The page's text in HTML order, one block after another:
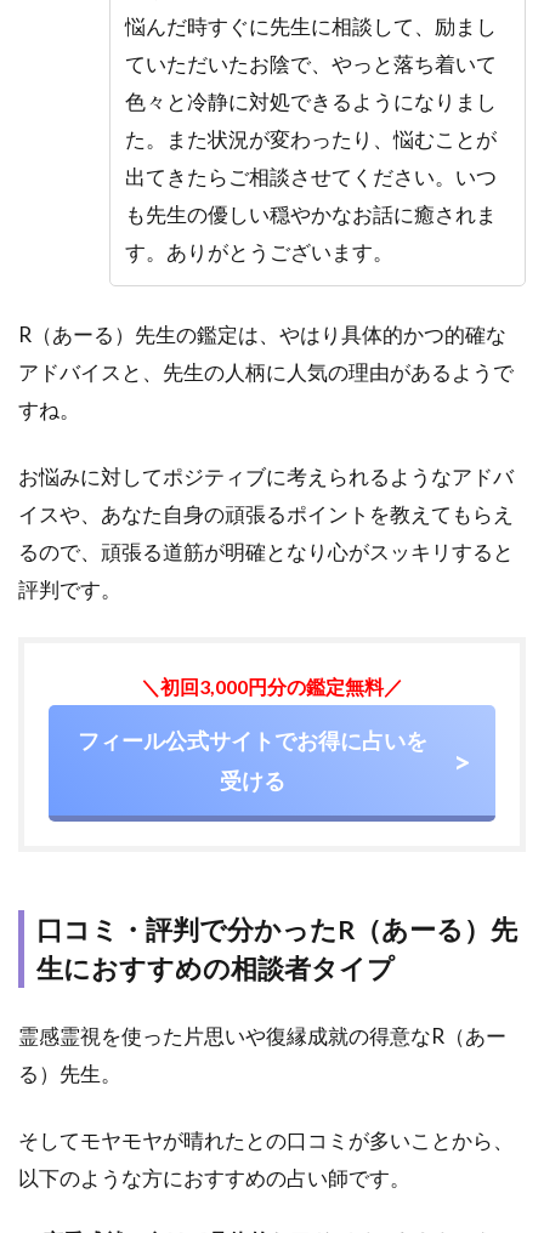
悩んだ時すぐに先生に相談して、励まし
ていただいたお陰で、やっと落ち着いて
色々と冷静に対処できるようになりまし
た。また状況が変わったり、悩むことが
出てきたらご相談させてください。いつ
も先生の優しい穏やかなお話に癒されま
す。ありがとうございます。
R（あーる）先生の鑑定は、やはり具体的かつ的確な
アドバイスと、先生の人柄に人気の理由があるようで
すね。
お悩みに対してポジティブに考えられるようなアドバ
イスや、あなた自身の頑張るポイントを教えてもらえ
るので、頑張る道筋が明確となり心がスッキリすると
評判です。
＼初回3,000円分の鑑定無料／
フィール公式サイトでお得に占いを
受ける
口コミ・評判で分かったR（あーる）先
生におすすめの相談者タイプ
霊感霊視を使った片思いや復縁成就の得意なR（あー
る）先生。
そしてモヤモヤが晴れたとの口コミが多いことから、
以下のような方におすすめの占い師です。